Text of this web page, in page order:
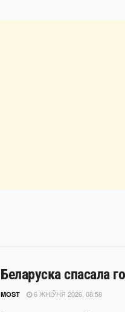
Беларуска спасала
MOST 6 ЖНІЎНЯ 2026, 08:58